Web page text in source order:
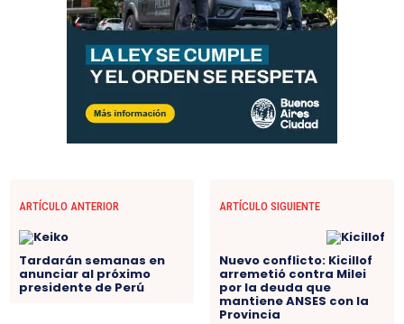
ARTÍCULO ANTERIOR
Tardarán semanas en
anunciar al próximo
presidente de Perú
ARTÍCULO SIGUIENTE
Nuevo conflicto: Kicillof
arremetió contra Milei
por la deuda que
mantiene ANSES con la
Provincia